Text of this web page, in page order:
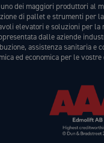
dei maggiori produttori al
di pallet e strumenti per
elevatori e soluzioni per
dalle aziende
assistenza sanitaria e
ed economica per le